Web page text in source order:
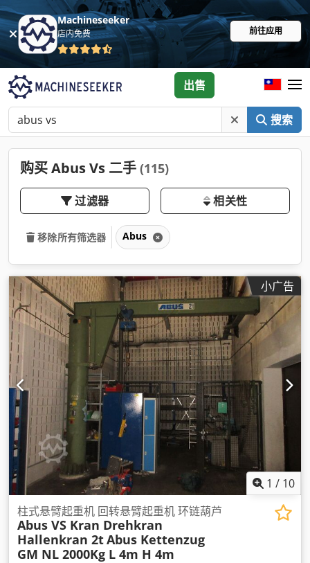
Machineseeker
店内免费 前往应用
搜索
出售
购买 Abus Vs 二手 (115)
过滤器 相关性
移除所有筛选器 Abus
小广告
1 / 10
柱式悬臂起重机 回转悬臂起重机 环链葫芦
Abus VS Kran Drehkran
Hallenkran 2tAbus Kettenzug
GM NL 2000Kg L 4m H 4m